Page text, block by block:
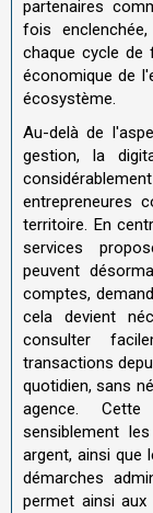
partenaires
fois
chaque cycle de
économique de
écosystème.
Au-delà de
gestion, la
entrepreneures
territoire. En
services
peuvent
comptes,
cela devient
consulter
transactions
quotidien, sans
agence.
sensiblement
argent, ainsi que
démarches
permet ainsi